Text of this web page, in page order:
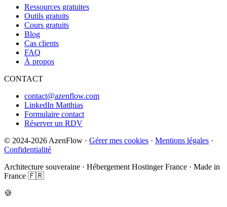
Ressources gratuites
Outils gratuits
Cours gratuits
Blog
Cas clients
FAQ
À propos
CONTACT
contact@azenflow.com
LinkedIn Matthias
Formulaire contact
Réserver un RDV
© 2024-2026 AzenFlow · Gérer mes cookies · Mentions légales ·
Confidentialité
Architecture souveraine · Hébergement Hostinger France · Made in
France 🇫🇷
🍪